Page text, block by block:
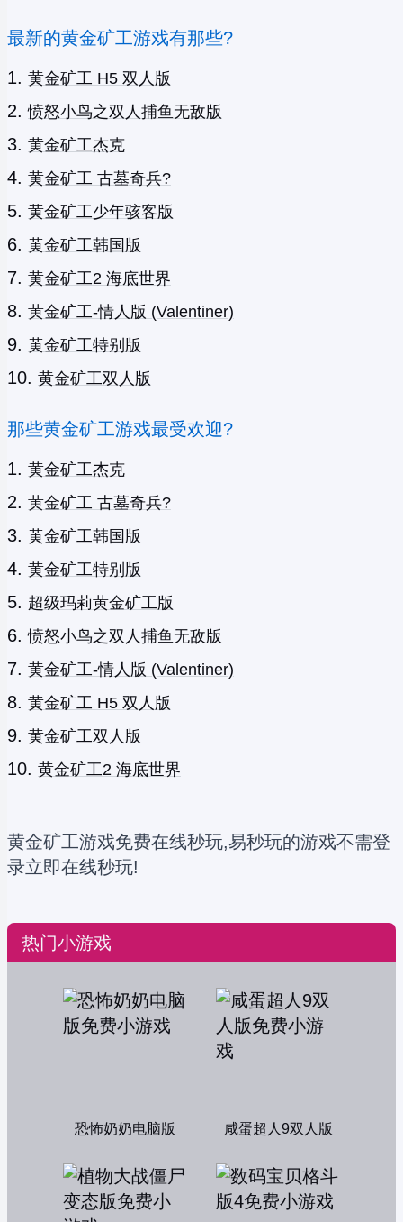
最新的黄金矿工游戏有那些?
黄金矿工 H5 双人版
愤怒小鸟之双人捕鱼无敌版
黄金矿工杰克
黄金矿工 古墓奇兵?
黄金矿工少年骇客版
黄金矿工韩国版
黄金矿工2 海底世界
黄金矿工-情人版 (Valentiner)
黄金矿工特别版
黄金矿工双人版
那些黄金矿工游戏最受欢迎?
黄金矿工杰克
黄金矿工 古墓奇兵?
黄金矿工韩国版
黄金矿工特别版
超级玛莉黄金矿工版
愤怒小鸟之双人捕鱼无敌版
黄金矿工-情人版 (Valentiner)
黄金矿工 H5 双人版
黄金矿工双人版
黄金矿工2 海底世界
黄金矿工游戏免费在线秒玩,易秒玩的游戏不需登
录立即在线秒玩!
热门小游戏
恐怖奶奶电脑版 咸蛋超人9双人版